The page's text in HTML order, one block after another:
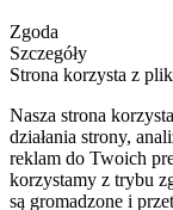
Zgoda
Szczegóły
Strona korzysta z
Nasza strona
działania strony,
reklam do Twoich
korzystamy z trybu
są gromadzone i